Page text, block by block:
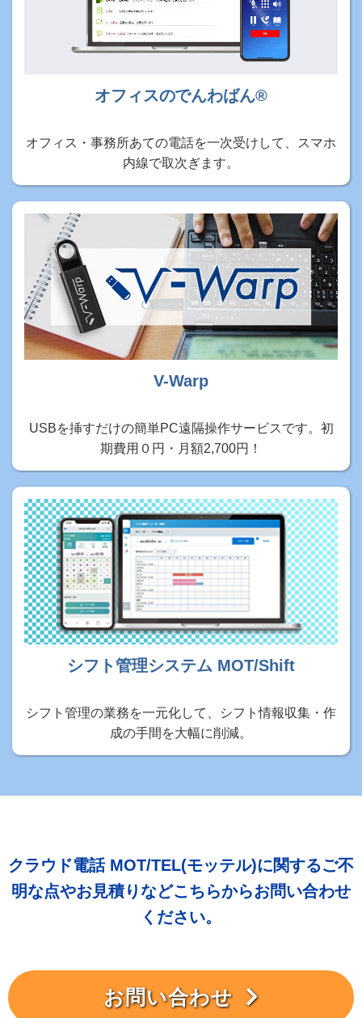
オフィスのでんわばん®
オフィス・事務所あての電話を一次受けして、スマホ
内線で取次ぎます。
V-Warp
USBを挿すだけの簡単PC遠隔操作サービスです。初
期費用０円・月額2,700円！
シフト管理システム MOT/Shift
シフト管理の業務を一元化して、シフト情報収集・作
成の手間を大幅に削減。
クラウド電話 MOT/TEL(モッテル)に関するご不
明な点やお見積りなどこちらからお問い合わせ
ください。
お問い合わせ